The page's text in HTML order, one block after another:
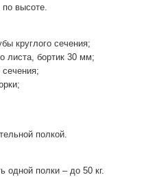
по высоте.
круглого сечения;
листа, бортик 30 мм;
сечения;
полкой.
одной полки – до 50 кг.